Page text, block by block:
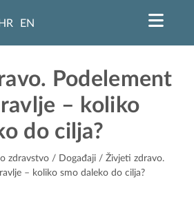
EN
Podelement
– koliko
do cilja?
zdravstvo / Događaji / Živjeti zdravo.
– koliko smo daleko do cilja?